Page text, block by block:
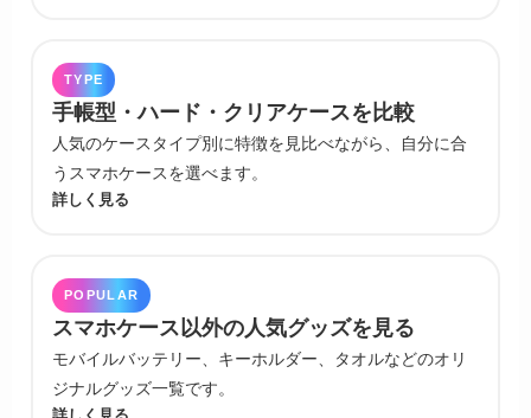
TYPE
手帳型・ハード・クリアケースを比較
人気のケースタイプ別に特徴を見比べながら、自分に合
うスマホケースを選べます。
詳しく見る
POPULAR
スマホケース以外の人気グッズを見る
モバイルバッテリー、キーホルダー、タオルなどのオリ
ジナルグッズ一覧です。